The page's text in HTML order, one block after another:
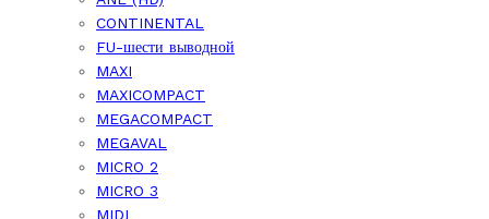
CONTINENTAL
FU-шести выводной
MAXI
MAXICOMPACT
MEGACOMPACT
MEGAVAL
MICRO 2
MICRO 3
MIDI